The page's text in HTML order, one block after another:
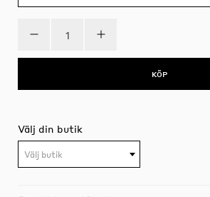
KÖP
Välj din butik
Välj butik